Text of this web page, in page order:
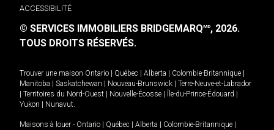
ACCESSIBILITÉ
© SERVICES IMMOBILIERS BRIDGEMARQMD, 2026.
TOUS DROITS RÉSERVÉS.
Trouver une maison Ontario Québec Alberta Colombie-Britannique
Manitoba
Saskatchewan Nouveau-Brunswick
Terre-Neuve-et-Labrador
Territoires du Nord-Ouest Nouvelle-Écosse Île-du-Prince-Édouard
Yukon
Nunavut.
Maisons à louer - Ontario Québec Alberta Colombie-Britannique